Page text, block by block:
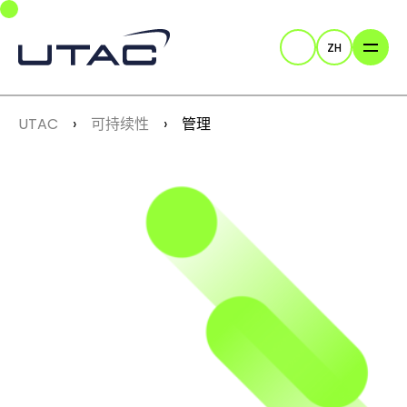
Skip to main navigation
Skip to main content
Skip to page footer
Search
ZH
You are here:
UTAC 可持续性 管理